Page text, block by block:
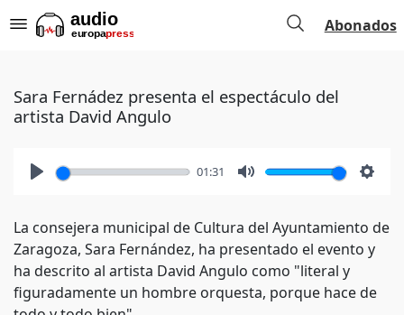
Abonados
Sara Fernádez presenta el espectáculo del
artista David Angulo
01:31
La consejera municipal de Cultura del Ayuntamiento de
Zaragoza, Sara Fernández, ha presentado el evento y
ha descrito al artista David Angulo como "literal y
figuradamente un hombre orquesta, porque hace de